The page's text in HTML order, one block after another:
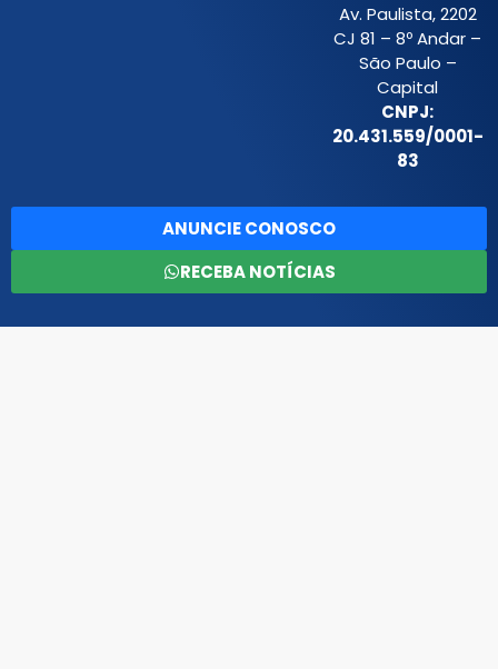
Av. Paulista, 2202
CJ 81 – 8º Andar –
São Paulo –
Capital
CNPJ:
20.431.559/0001-
83
ANUNCIE CONOSCO
RECEBA NOTÍCIAS